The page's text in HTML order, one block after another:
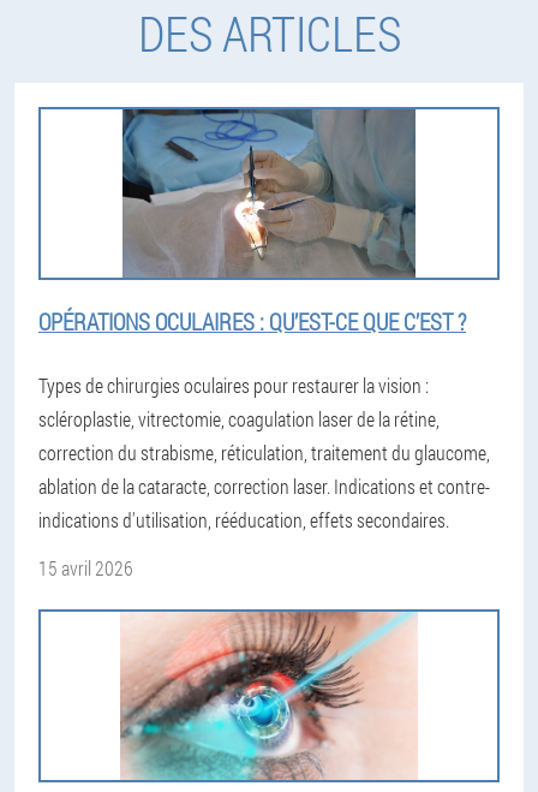
DES ARTICLES
OPÉRATIONS OCULAIRES : QU’EST-CE QUE C’EST ?
Types de chirurgies oculaires pour restaurer la vision :
scléroplastie, vitrectomie, coagulation laser de la rétine,
correction du strabisme, réticulation, traitement du glaucome,
ablation de la cataracte, correction laser. Indications et contre-
indications d'utilisation, rééducation, effets secondaires.
15 avril 2026